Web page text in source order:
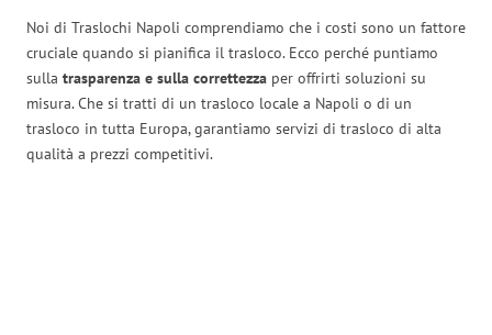
Noi di Traslochi Napoli comprendiamo che i costi sono un fattore
cruciale quando si pianifica il trasloco. Ecco perché puntiamo
sulla trasparenza e sulla correttezza per offrirti soluzioni su
misura. Che si tratti di un trasloco locale a Napoli o di un
trasloco in tutta Europa, garantiamo servizi di trasloco di alta
qualità a prezzi competitivi.